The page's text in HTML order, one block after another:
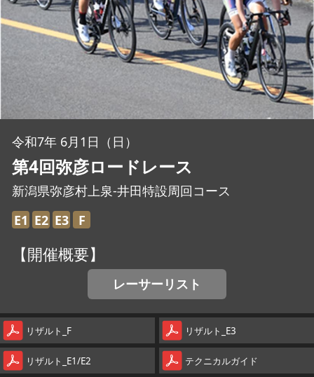
エントリー
JBCF ROAD SERIESとは
令和7年 6月1日（日）
第4回弥彦ロードレース
新潟県弥彦村上泉-井田特設周回コース
E1 E2 E3 F
【開催概要】
レーサーリスト
リザルト_F リザルト_E3
リザルト_E1/E2 テクニカルガイド